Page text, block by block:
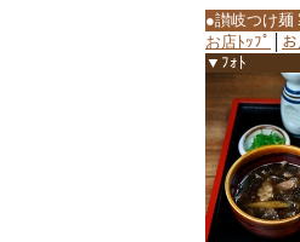
●讃岐つけ麺
お店ﾄｯﾌﾟ
▼ﾌｫﾄ